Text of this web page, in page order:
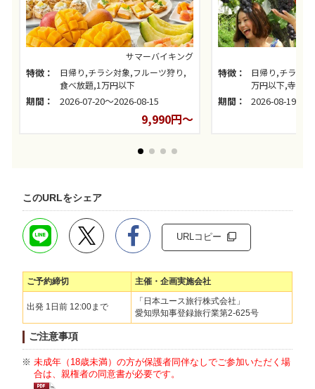
サマーバイキング
特徴：
日帰り,チラシ対象,フルーツ狩り,
食べ放題,1万円以下
期間： 2026-07-20～2026-08-15
9,990円～
特徴：
日帰り,チラシ
万円以下,寺社
期間： 2026-08-19～
このURLをシェア
URLコピー
ご予約締切 主催・企画実施会社
出発 1日前 12:00まで
「日本ユース旅行株式会社」
愛知県知事登録旅行業第2-625号
ご注意事項
未成年（18歳未満）の方が保護者同伴なしでご参加いただく場
合は、親権者の同意書が必要です。